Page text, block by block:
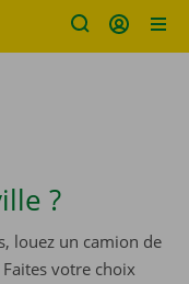
?
louez un camion de
votre choix